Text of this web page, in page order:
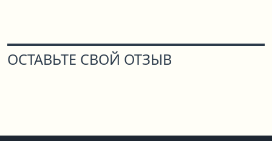
ОСТАВЬТЕ СВОЙ ОТЗЫВ